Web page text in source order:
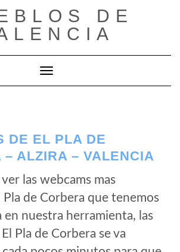
DE
Cambiar modo de navegación
DE EL PLA DE
– ALZIRA – VALENCIA
las webcams mas
Pla de Corbera que tenemos
en nuestra herramienta, las
Pla de Corbera se va